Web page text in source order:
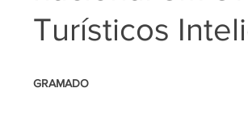
Turísticos
GRAMADO